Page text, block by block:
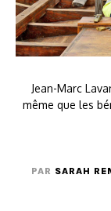
Jean-Marc
même que les
PAR SARAH